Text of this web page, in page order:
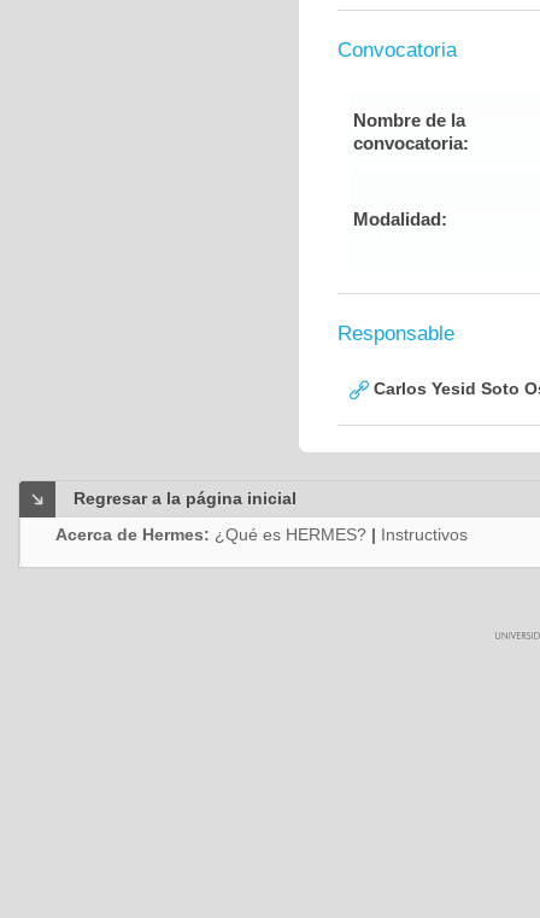
Convocatoria
Nombre de la
convocatoria:
Modalidad:
Responsable
Carlos Yesid Soto
Regresar a la página inicial
Acerca de Hermes: ¿Qué es HERMES? | Instructivos